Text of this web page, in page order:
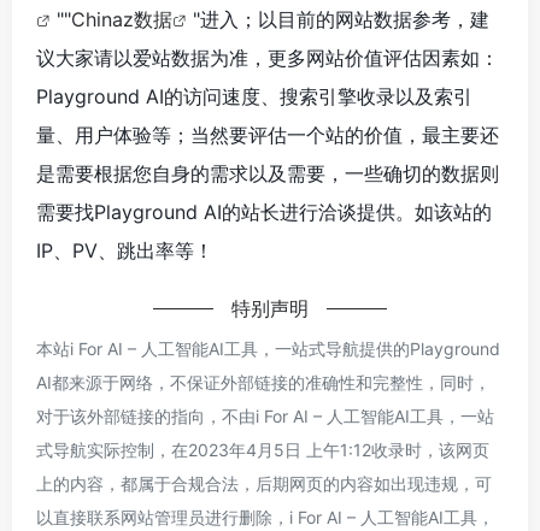
""Chinaz数据
"进入；以目前的网站数据参考，建
议大家请以爱站数据为准，更多网站价值评估因素如：
Playground AI的访问速度、搜索引擎收录以及索引
量、用户体验等；当然要评估一个站的价值，最主要还
是需要根据您自身的需求以及需要，一些确切的数据则
需要找Playground AI的站长进行洽谈提供。如该站的
IP、PV、跳出率等！
特别声明
本站i For AI – 人工智能AI工具，一站式导航提供的Playground
AI都来源于网络，不保证外部链接的准确性和完整性，同时，
对于该外部链接的指向，不由i For AI – 人工智能AI工具，一站
式导航实际控制，在2023年4月5日 上午1:12收录时，该网页
上的内容，都属于合规合法，后期网页的内容如出现违规，可
以直接联系网站管理员进行删除，i For AI – 人工智能AI工具，